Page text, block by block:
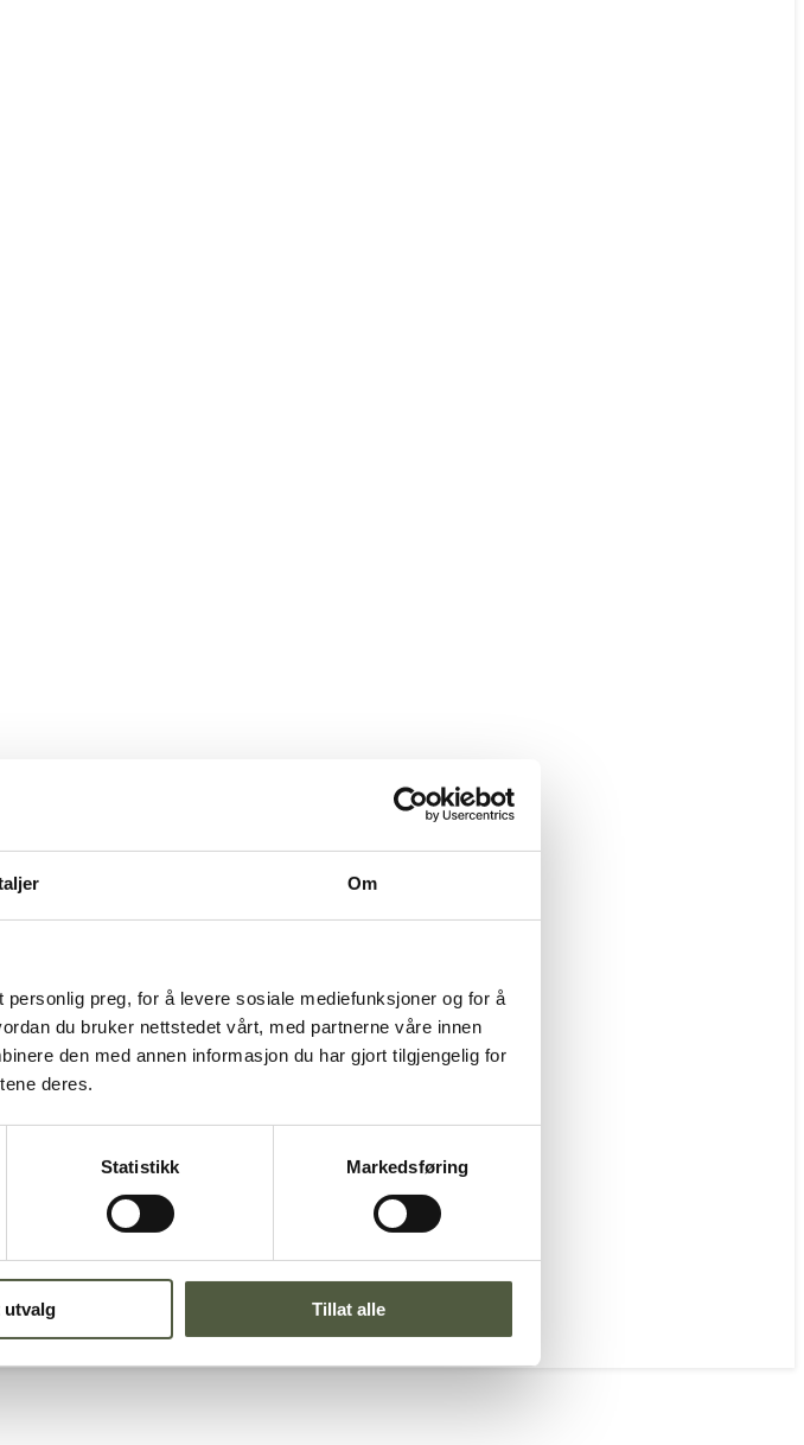
Om
preg, for å levere sosiale mediefunksjoner og for å
du bruker nettstedet vårt, med partnerne våre innen
den med annen informasjon du har gjort tilgjengelig for
deres.
Statistikk Markedsføring
utvalg Tillat alle